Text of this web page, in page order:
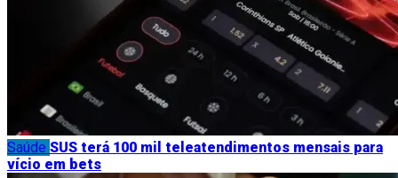
Saúde SUS terá 100 mil teleatendimentos mensais para
vício em bets